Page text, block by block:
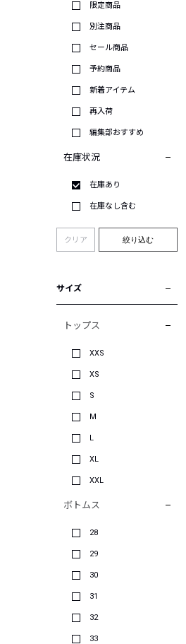
限定商品
別注商品
セール商品
予約商品
新着アイテム
再入荷
編集部おすすめ
在庫状況
在庫あり
在庫なし含む
クリア 絞り込む
サイズ
トップス
XXS
XS
S
M
L
XL
XXL
ボトムス
28
29
30
31
32
33